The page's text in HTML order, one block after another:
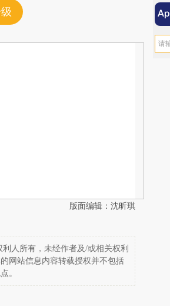
版面编辑：沈昕琪
人所有，未经作者及/或相关权利
网站信息内容转载授权并不包括
。